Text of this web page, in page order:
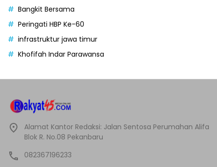
Bangkit Bersama
Peringati HBP Ke-60
infrastruktur jawa timur
Khofifah Indar Parawansa
Alamat Kantor Redaksi: Jalan Sentosa Perumahan Alifa
Blok R. No.08 Pekanbaru
082367196233